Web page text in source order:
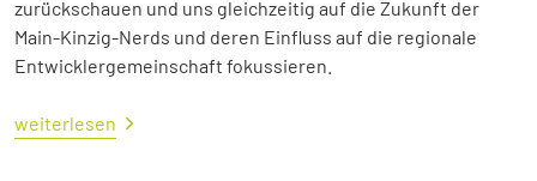
zurückschauen und uns gleichzeitig auf die Zukunft der
Main-Kinzig-Nerds und deren Einfluss auf die regionale
Entwicklergemeinschaft fokussieren.
weiterlesen